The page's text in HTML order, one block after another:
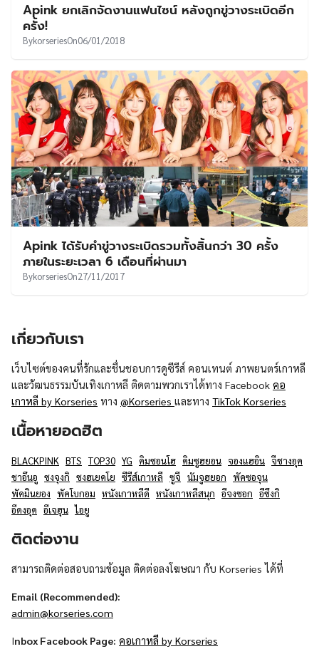
Apink ยกเลิกจัดงานแฟนไซน์ หลังถูกขู่วางระเบิดอีก
ครั้ง!
BykorseriesOn06/01/2018
Apink ได้รับคำขู่วางระเบิดรวมทั้งสิ้นกว่า 30 ครั้ง
ภายในระยะเวลา 6 เดือนที่ผ่านมา
BykorseriesOn27/11/2017
เกี่ยวกับเรา
เว็บไซต์ของคนที่รักและชื่นชอบการดูซีรีส์ คอนเทนต์ ภาพยนตร์เกาหลี
และวัฒนธรรมบันเทิงเกาหลี ติดตามพวกเราได้ทาง Facebook คอ
เกาหลี by Korseries ทาง @Korseries และทาง TikTok Korseries
เนื้อหายอดฮิต
BLACKPINK BTS TOP30 YG คิมซอนโฮ คิมซูฮยอน จองแฮอิน จีชางอุค
ชาอึนอู ซงจุงกิ ซงฮเยคโย ซีรีส์เกาหลี ซูจี นัมจูฮยอก พัคซอจุน
พัคมินยอง พัคโบกอม หนังเกาหลีดี หนังเกาหลีสนุก อีจงซอก อีซึงกิ
อีดงอุค อีเจฮุน ไอยู
ติดต่องาน
สามารถติดต่อสอบถามข้อมูล ติดต่อลงโฆษณา กับ Korseries ได้ที่
Email (Recommended):
admin@korseries.com
Inbox Facebook Page: คอเกาหลี by Korseries